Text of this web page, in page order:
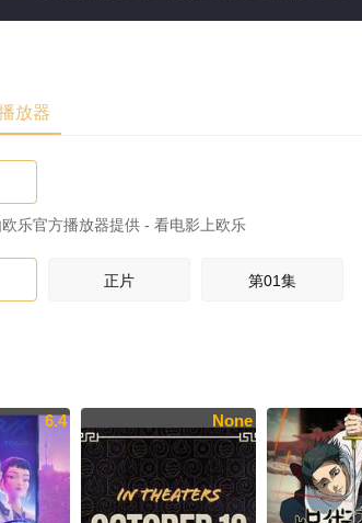
放器
乐官方播放器提供 - 看电影上欧乐
正片 第01集
6.4 None